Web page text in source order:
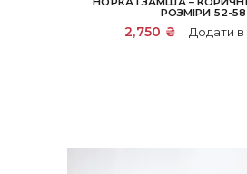
РОЗМІРИ 52-58
2,750 ₴ Додати